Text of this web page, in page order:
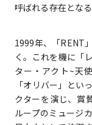
呼ばれる存在となる
1999年、「RENT
く。これを機に「
ター・アクト~天
「オリバー」とい
クターを演じ、賞
ループのミュージ